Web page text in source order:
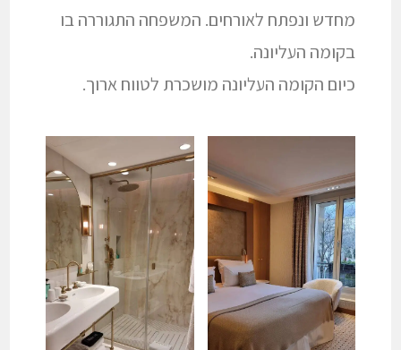
מחדש ונפתח לאורחים. המשפחה התגוררה בו
בקומה העליונה.
כיום הקומה העליונה מושכרת לטווח ארוך.